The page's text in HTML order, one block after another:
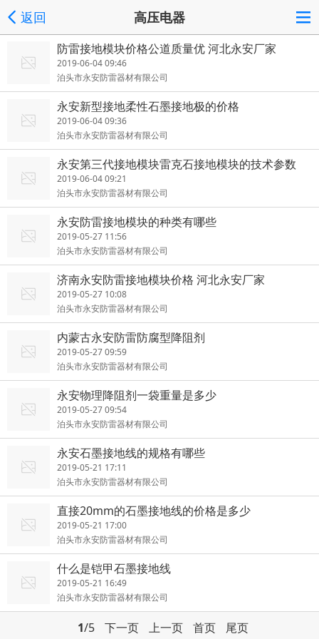
返回 高压电器
防雷接地模块价格公道质量优 河北永安厂家
2019-06-04 09:46
泊头市永安防雷器材有限公司
永安新型接地柔性石墨接地极的价格
2019-06-04 09:36
泊头市永安防雷器材有限公司
永安第三代接地模块雷克石接地模块的技术参数
2019-06-04 09:21
泊头市永安防雷器材有限公司
永安防雷接地模块的种类有哪些
2019-05-27 11:56
泊头市永安防雷器材有限公司
济南永安防雷接地模块价格 河北永安厂家
2019-05-27 10:08
泊头市永安防雷器材有限公司
内蒙古永安防雷防腐型降阻剂
2019-05-27 09:59
泊头市永安防雷器材有限公司
永安物理降阻剂一袋重量是多少
2019-05-27 09:54
泊头市永安防雷器材有限公司
永安石墨接地线的规格有哪些
2019-05-21 17:11
泊头市永安防雷器材有限公司
直接20mm的石墨接地线的价格是多少
2019-05-21 17:00
泊头市永安防雷器材有限公司
什么是铠甲石墨接地线
2019-05-21 16:49
泊头市永安防雷器材有限公司
1/5 下一页 上一页 首页 尾页